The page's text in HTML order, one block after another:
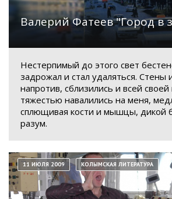
Валерий Фатеев "Город в
Нестерпимый до этого свет
задрожал и стал удаляться. Стены
напротив, сблизились и всей
тяжестью навалились на меня,
сплющивая кости и мышцы, дикой
разум.
11 ИЮЛЯ 2009 КОЛЫМСКАЯ ЛИТЕРАТУРА